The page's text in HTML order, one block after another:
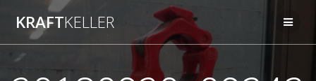
Zum
Inhalt
springen
KRAFTKELLER